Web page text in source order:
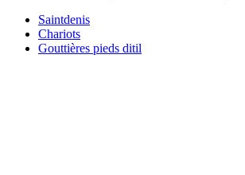
Saintdenis
Chariots
Gouttières pieds ditil